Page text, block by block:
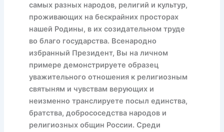
самых разных народов, религий и культур,
проживающих на бескрайних просторах
нашей Родины, в их созидательном труде
во благо государства. Всенародно
избранный Президент, Вы на личном
примере демонстрируете образец
уважительного отношения к религиозным
святыням и чувствам верующих и
неизменно транслируете посыл единства,
братства, добрососедства народов и
религиозных общин России. Среди